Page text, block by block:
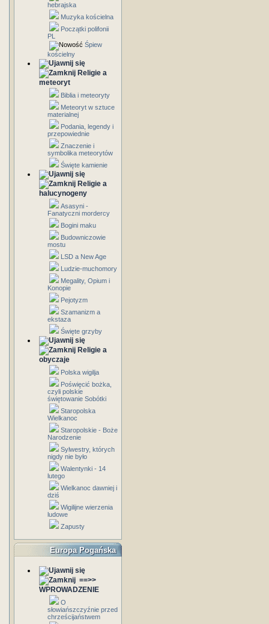
hebrajska
Muzyka kościelna
Początki polifonii
PL
Śpiew
kościelny
Religie a
meteoryt
Biblia i meteoryty
Meteoryt w sztuce
materialnej
Podania, legendy i
przepowiednie
Znaczenie i
symbolika meteorytów
Święte kamienie
Religie a
halucynogeny
Asasyni -
Fanatyczni mordercy
Bogini maku
Budowniczowie
mostu
LSD a New Age
Ludzie-muchomory
Megality, Opium i
Konopie
Pejotyzm
Szamanizm a
ekstaza
Święte grzyby
Religie a
obyczaje
Polska wigilja
Poświęcić bożka,
czyli polskie
świętowanie Sobótki
Staropolska
Wielkanoc
Staropolskie - Boże
Narodzenie
Sylwestry, których
nigdy nie było
Walentynki - 14
lutego
Wielkanoc dawniej i
dziś
Wigilijne wierzenia
ludowe
Zapusty
Europa Pogańska
==>>
WPROWADZENIE
O
słowiańszczyźnie przed
chrześcijaństwem